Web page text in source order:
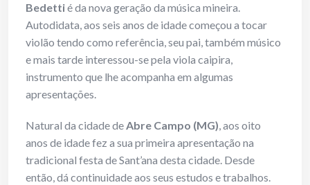
Bedettié da nova geração da música mineira.
Autodidata, aos seis anos de idade começou a tocar
violão tendo como referência, seu pai, também músico
e mais tarde interessou-se pela viola caipira,
instrumento que lhe acompanha em algumas
apresentações.
Natural da cidade deAbre Campo (MG), aos oito
anos de idade fez a sua primeira apresentação na
tradicional festa de Sant’ana desta cidade. Desde
então, dá continuidade aos seus estudos e trabalhos.